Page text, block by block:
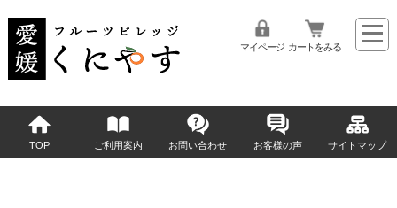
マイページ カートをみる
TOP ご利用案内 お問い合わせ お客様の声 サイトマップ